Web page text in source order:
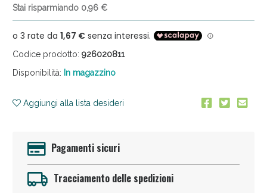
Stai risparmiando 0,96 €
Codice prodotto: 926020811
Disponibilità: In magazzino
Aggiungi alla lista desideri
Pagamenti sicuri
Tracciamento delle spedizioni